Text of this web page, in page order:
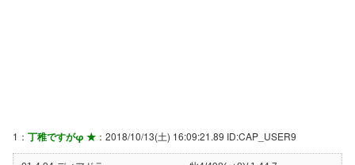
1： 丁稚ですがφ ★ ：2018/10/13(土) 16:09:21.89 ID:CAP_USER9